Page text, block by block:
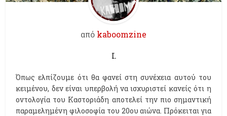
από kaboomzine
I.
Όπως ελπίζουμε ότι θα φανεί στη συνέχεια αυτού του
κειμένου, δεν είναι υπερβολή να ισχυριστεί κανείς ότι η
οντολογία του Καστοριάδη αποτελεί την πιο σημαντική
παραμελημένη φιλοσοφία του 20ου αιώνα. Πρόκειται για